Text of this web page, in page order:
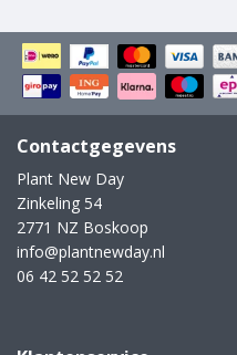
Contactgegevens
Plant New Day
Zinkeling 54
2771 NZ Boskoop
info@plantnewday.nl
06 42 52 52 52